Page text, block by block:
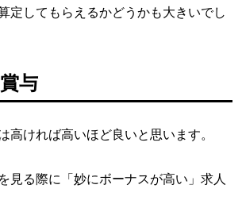
定してもらえるかどうかも大きいでし
与
高ければ高いほど良いと思います。
見る際に「妙にボーナスが高い」求人